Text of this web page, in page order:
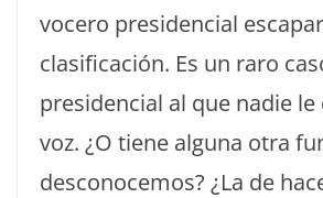
vocero presidencial
clasificación. Es un raro
presidencial al que nadie le
voz. ¿O tiene alguna otra
desconocemos? ¿La de